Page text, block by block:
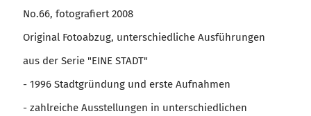
No.66, fotografiert 2008
Original Fotoabzug, unterschiedliche Ausführungen
aus der Serie "EINE STADT"
- 1996 Stadtgründung und erste Aufnahmen
- zahlreiche Ausstellungen in unterschiedlichen